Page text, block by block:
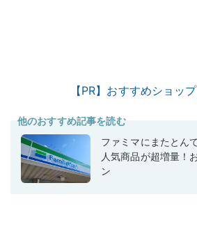
【PR】おすすめショッ
他のおすすめ記事を読む
ファミマにまたとん
人気商品が超増量！
ン